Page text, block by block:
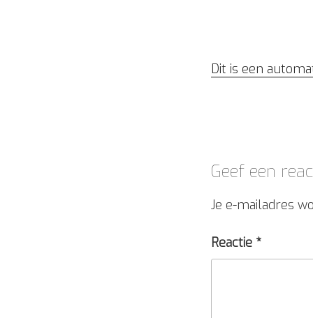
Dit is een
Geef een
Je e-mailadres
Reactie *